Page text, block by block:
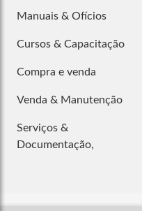
Manuais & Ofícios
Cursos & Capacitação
Compra e venda
Venda & Manutenção
Serviços &
Documentação,